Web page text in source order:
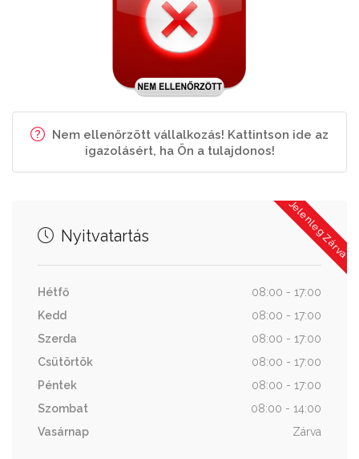
Nem ellenőrzött vállalkozás! Kattintson ide az
igazolásért, ha Ön a tulajdonos!
Jelenleg Zárva
Nyitvatartás
Hétfő
08:00 - 17:00
Kedd
08:00 - 17:00
Szerda
08:00 - 17:00
Csütörtök
08:00 - 17:00
Péntek
08:00 - 17:00
Szombat
08:00 - 14:00
Vasárnap
Zárva